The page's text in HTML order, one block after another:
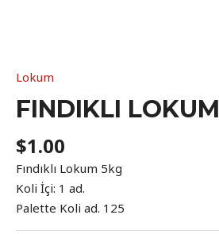
Lokum
FINDIKLI LOKUM
$1.00
Fındıklı Lokum 5kg
Koli İçi: 1 ad.
Palette Koli ad. 125